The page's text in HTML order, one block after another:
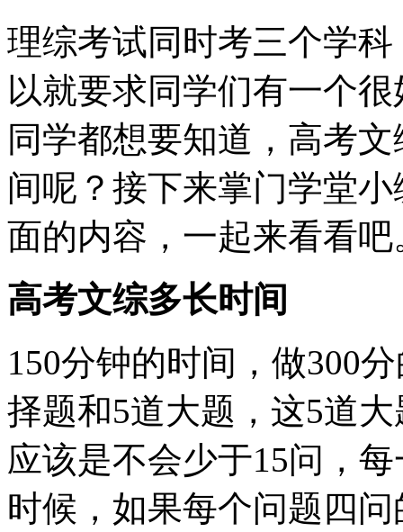
理综考试同时考三个学
以就要求同学们有一个
同学都想要知道，高考
间呢？接下来掌门学堂
面的内容，一起来看看吧
高考文综多长时间
150分钟的时间，做300
择题和5道大题，这5道
应该是不会少于15问，
时候，如果每个问题四